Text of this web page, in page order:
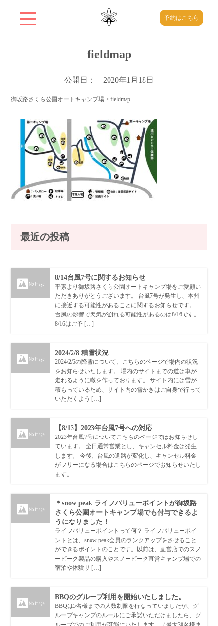
予約はこちら
fieldmap
公開日： 2020年1月18日
御坂路さくら公園オートキャンプ場 >fieldmap
最近の投稿
8/14台風7号に関するお知らせ
平素より御坂路さくら公園オートキャンプ場をご愛顧い
ただきありがとうございます。 台風7号が発生し、本州
に接近する可能性があることに関するお知らせです。
台風の影響で天気が崩れる可能性があるのは8/16です。
8/16はご予 […]
2024/2/8 積雪状況
2024/2/6の降雪について、こちらのページで場内の状況
をお知らせいたします。 場内のサイトまでの道は車が
走れるように轍を作っております。 サイト内には雪が
積もっているため、サイト内の雪かきはご自身で行って
いただくよう […]
【8/13】2023年台風7号への対応
2023年台風7号についてこちらのページではお知らせし
ています。 全日通常営業とし、キャンセル料金は発生
します。 今後、台風の進路が変化し、キャンセル料金
がフリーになる場合はこちらのページでお知らせいたし
ます。
＊snow peak ライフバリューポイントが御坂路
さくら公園オートキャンプ場でも付与できるよ
うになりました！
ライフバリューポイントって何？ ライフバリューポイ
ントとは、snow peak会員のランクアップをさせること
ができるポイントのことです。以前は、直営店でのスノ
ーピーク製品の購入やスノーピーク直営キャンプ場での
宿泊や体験サ […]
BBQのグループ利用を開始いたしました。
BBQは5名様までの人数制限を行なっていましたが、グ
ループキャンプのルールにご承諾いただけましたら、グ
ループでのご利用が可能にいたします。（最大30名様ま